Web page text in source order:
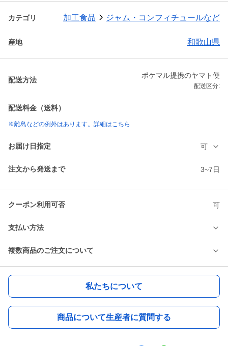
カテゴリ 加工食品 ジャム・コンフィチュールなど
産地 和歌山県
配送方法
ポケマル提携のヤマト便
配送区分:
配送料金（送料）
※離島などの例外はあります。詳細はこちら
お届け日指定 可
注文から発送まで 3~7日
クーポン利用可否 可
支払い方法
複数商品のご注文について
私たちについて
商品について生産者に質問する